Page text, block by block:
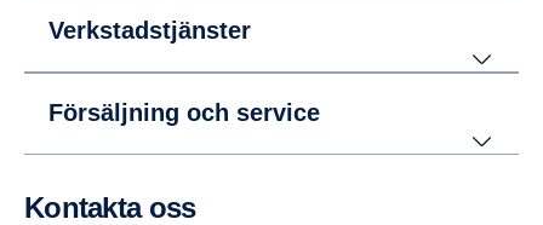
Verkstadstjänster
Försäljning och service
Kontakta oss